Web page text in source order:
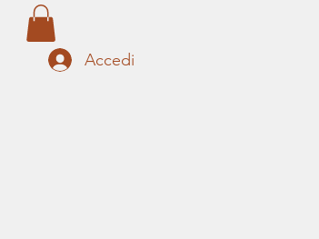
Accedi